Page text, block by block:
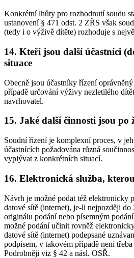
Konkrétní lhůty pro rozhodnutí soudu
ustanovení § 471 odst. 2 ZŘS však
(tedy i o výživě dítěte) rozhoduje s
14. Kteří jsou další účastníci
situace
Obecně jsou účastníky řízení
případě určování výživy nezletilého
navrhovatel.
15. Jaké další činnosti jsou po
Soudní řízení je komplexní proces, v
účastnících požadována různá
vyplývat z konkrétních situací.
16. Elektronická služba,
Návrh je možné podat též elektronicky
datové sítě (internet), je-li nejpozději
originálu podání nebo písemným
možné podání učinit rovněž
datové sítě (internet) podepsané
podpisem, v takovém případě není
Podrobněji viz § 42 a násl. OSŘ.